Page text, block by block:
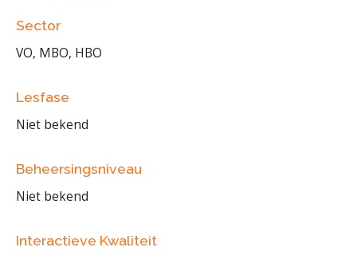
Sector
VO, MBO, HBO
Lesfase
Niet bekend
Beheersingsniveau
Niet bekend
Interactieve Kwaliteit